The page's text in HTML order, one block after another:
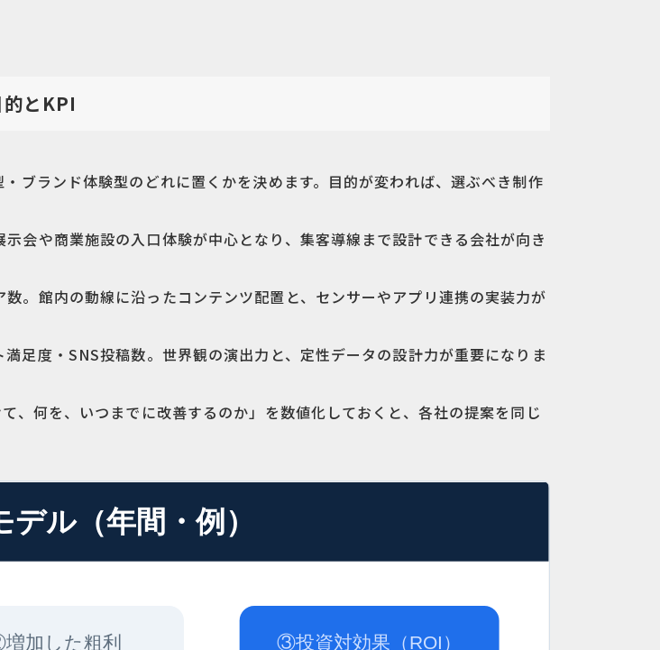
とKPI
ブランド体験型のどれに置くかを決めます。目的が変われば、選ぶべき制作
会や商業施設の入口体験が中心となり、集客導線まで設計できる会社が向き
。館内の動線に沿ったコンテンツ配置と、センサーやアプリ連携の実装力が
満足度・SNS投稿数。世界観の演出力と、定性データの設計力が重要になりま
、何を、いつまでに改善するのか」を数値化しておくと、各社の提案を同じ